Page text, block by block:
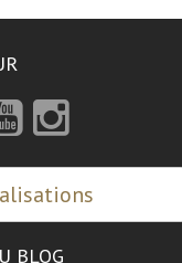
BLOG